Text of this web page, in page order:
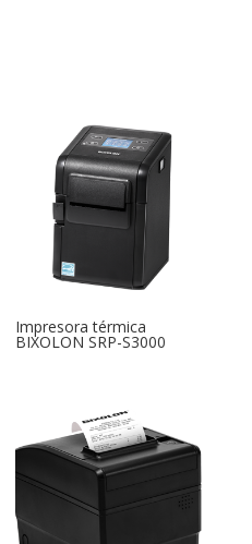
Impresora térmica
BIXOLON SRP-S3000